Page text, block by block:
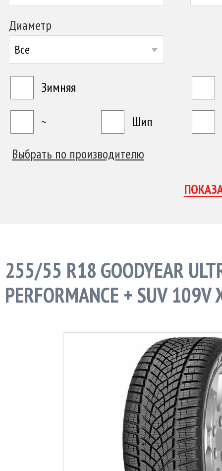
Диаметр
Все
Зимняя
~
Шип
Выбрать по производителю
255/55 R18 GOODYEAR
PERFORMANCE + SUV 109V